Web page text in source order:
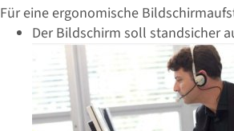
Für eine ergonomische
Der Bildschirm soll standsicher